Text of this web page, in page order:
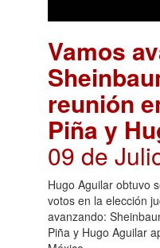
Vamos
reunión
Piña y
09 de
Hugo Aguilar obtuvo
votos en la elección
avanzando:
Piña y Hugo Aguilar